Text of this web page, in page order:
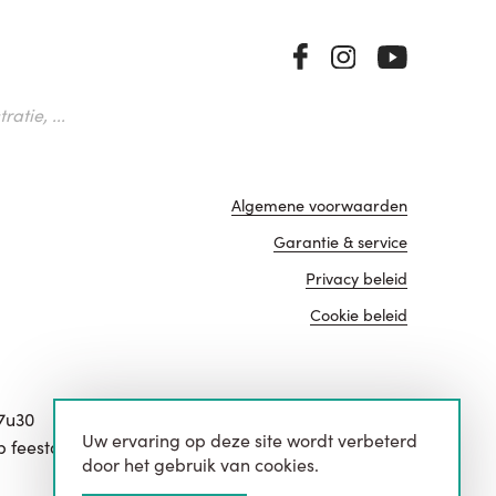
...
feestdagen.
Algemene voorwaarden
Garantie & service
Privacy beleid
Cookie beleid
website door
Uw ervaring op deze site wordt verbeterd
door het gebruik van cookies.